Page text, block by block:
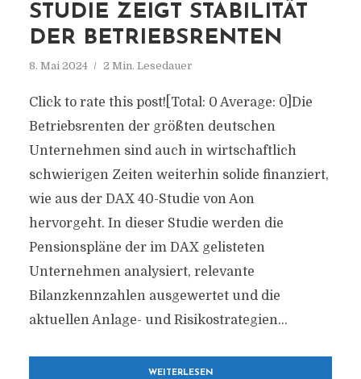
STUDIE ZEIGT STABILITÄT
DER BETRIEBSRENTEN
8. Mai 2024 2 Min. Lesedauer
Click to rate this post![Total: 0 Average: 0]Die
Betriebsrenten der größten deutschen
Unternehmen sind auch in wirtschaftlich
schwierigen Zeiten weiterhin solide finanziert,
wie aus der DAX 40-Studie von Aon
hervorgeht. In dieser Studie werden die
Pensionspläne der im DAX gelisteten
Unternehmen analysiert, relevante
Bilanzkennzahlen ausgewertet und die
aktuellen Anlage- und Risikostrategien...
WEITERLESEN